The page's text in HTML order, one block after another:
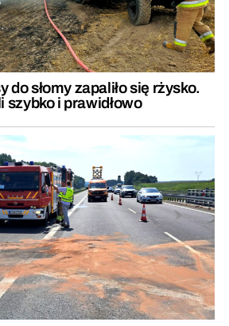
do słomy zapaliło się rżysko.
szybko i prawidłowo